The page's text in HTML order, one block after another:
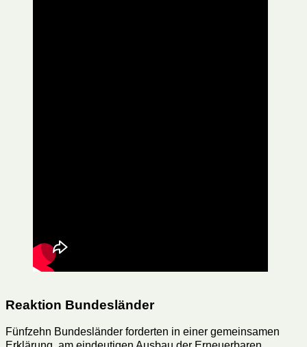
Reaktion Bundesländer
Fünfzehn Bundesländer forderten in einer gemeinsamen